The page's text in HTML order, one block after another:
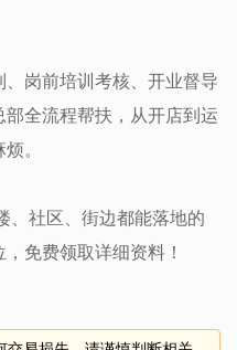
岗前培训考核、开业督导
全流程帮扶，从开店到运
。
、社区、街边都能落地的
免费领取详细资料！